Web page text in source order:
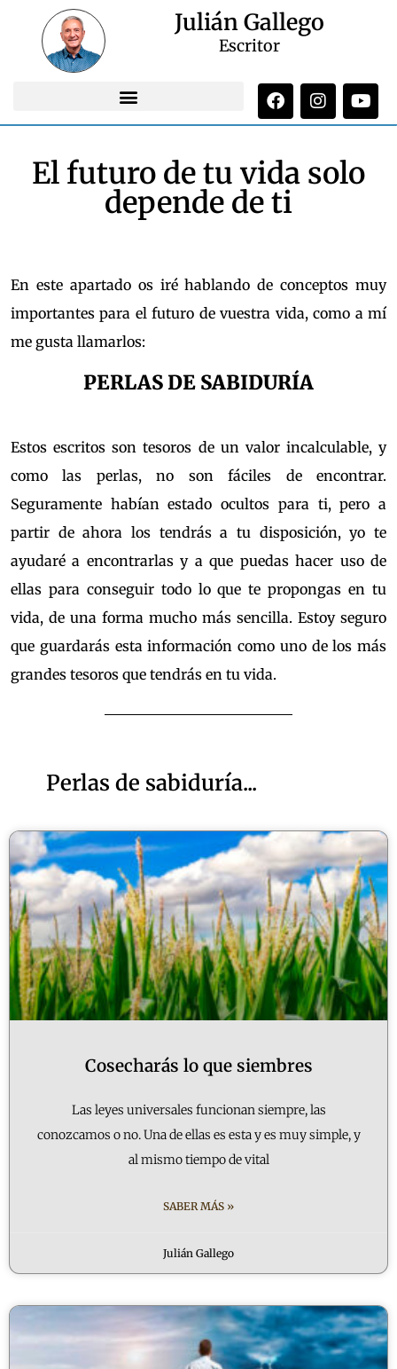
Julián Gallego
Escritor
El futuro de tu vida solo
depende de ti
En este apartado os iré hablando de conceptos muy
importantes para el futuro de vuestra vida, como a mí
me gusta llamarlos:
PERLAS DE SABIDURÍA
Estos escritos son tesoros de un valor incalculable, y
como las perlas, no son fáciles de encontrar.
Seguramente habían estado ocultos para ti, pero a
partir de ahora los tendrás a tu disposición, yo te
ayudaré a encontrarlas y a que puedas hacer uso de
ellas para conseguir todo lo que te propongas en tu
vida, de una forma mucho más sencilla. Estoy seguro
que guardarás esta información como uno de los más
grandes tesoros que tendrás en tu vida.
Perlas de sabiduría...
Cosecharás lo que siembres
Las leyes universales funcionan siempre, las
conozcamos o no. Una de ellas es esta y es muy simple, y
al mismo tiempo de vital
SABER MÁS »
Julián Gallego